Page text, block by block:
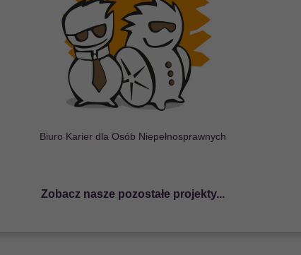
na Start
i wdrożenia
programu
z JST na rzecz
itp...
Biuro Karier dla Osób Niepełnosprawnych
Zobacz nasze pozostałe projekty...